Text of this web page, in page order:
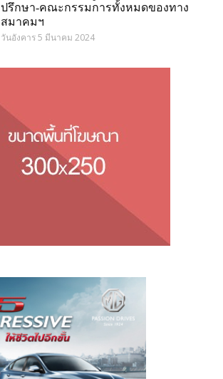
ปรึกษา-คณะกรรมการทั้งหมดของทาง
สมาคมฯ
วันอังคาร 5 มีนาคม 2024